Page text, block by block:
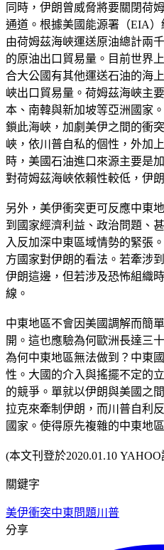
同時，伊朗曾威脅將要關閉荷
通道。根據美國能源署（EIA
由荷姆茲海峽運送原油總計兩
的原油出口貿易量。目前世界
合大公國有其他運送石油的海
峽出口貿易量。荷姆茲海峽主
本、南韓與新加坡等亞洲國家
鎖此海峽，加劇美伊之間的衝
峽，依川普自私的個性，外加
時，美國石油進口來源主要是
對荷姆茲海峽依賴性較低，伊
另外，美伊衝突更可反應中東
到國家經濟利益、政治問題、
入反加深中東區域情勢的緊張
方國家對伊朗的看法。若牽涉
伊朗這邊，但若涉及恐怖組織
線。
中東地區不會因美國調解而簡
開。這也應驗為何歐洲長達三
為何中東地區無法做到？中東
性。大國的介入與搖擺不定的
的競爭。單就以伊朗與美國之
拉克來牽制伊朗，而川普自利
國家。使得原先複雜的中東地
(本文刊登於2020.01.10
關鍵字
美伊衝突中東問題川普
分享